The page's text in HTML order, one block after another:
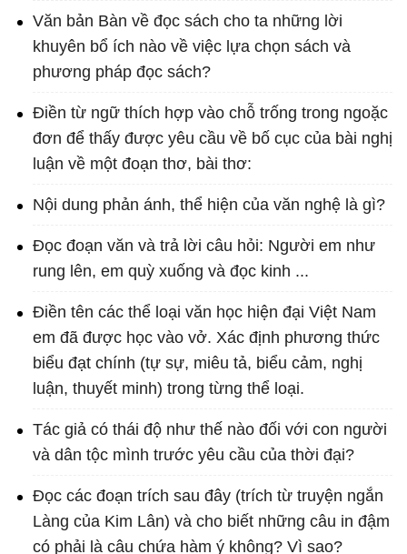
Văn bản Bàn về đọc sách cho ta những lời
khuyên bổ ích nào về việc lựa chọn sách và
phương pháp đọc sách?
Điền từ ngữ thích hợp vào chỗ trống trong ngoặc
đơn để thấy được yêu cầu về bố cục của bài nghị
luận về một đoạn thơ, bài thơ:
Nội dung phản ánh, thể hiện của văn nghệ là gì?
Đọc đoạn văn và trả lời câu hỏi: Người em như
rung lên, em quỳ xuống và đọc kinh ...
Điền tên các thể loại văn học hiện đại Việt Nam
em đã được học vào vở. Xác định phương thức
biểu đạt chính (tự sự, miêu tả, biểu cảm, nghị
luận, thuyết minh) trong từng thể loại.
Tác giả có thái độ như thế nào đối với con người
và dân tộc mình trước yêu cầu của thời đại?
Đọc các đoạn trích sau đây (trích từ truyện ngắn
Làng của Kim Lân) và cho biết những câu in đậm
có phải là câu chứa hàm ý không? Vì sao?